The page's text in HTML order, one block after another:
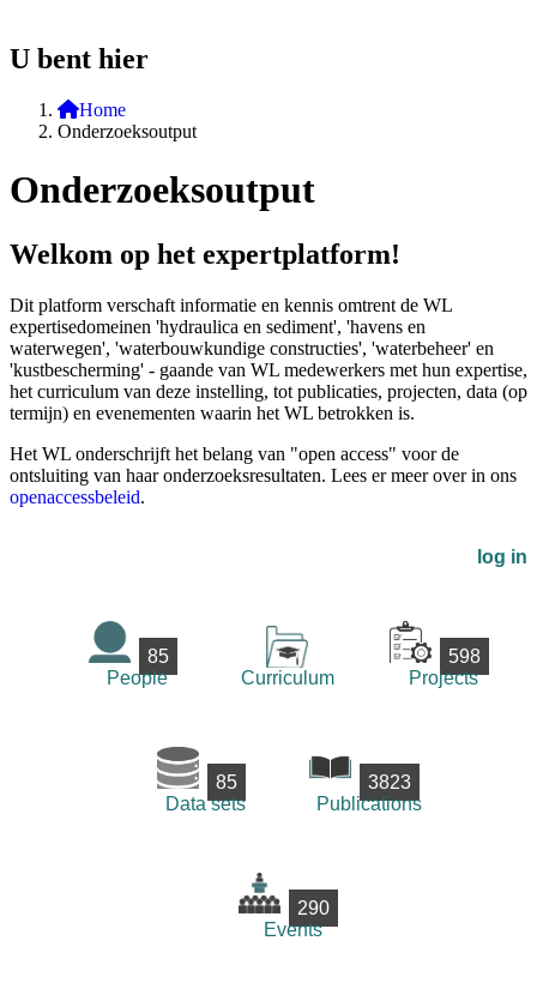
U bent hier
Home
Onderzoeksoutput
Onderzoeksoutput
Welkom op het expertplatform!
Dit platform verschaft informatie en kennis omtrent de WL
expertisedomeinen 'hydraulica en sediment', 'havens en
waterwegen', 'waterbouwkundige constructies', 'waterbeheer' en
'kustbescherming' - gaande van WL medewerkers met hun expertise,
het curriculum van deze instelling, tot publicaties, projecten, data (op
termijn) en evenementen waarin het WL betrokken is.
Het WL onderschrijft het belang van "open access" voor de
ontsluiting van haar onderzoeksresultaten. Lees er meer over in ons
openaccessbeleid.
log in
85
People
Curriculum
598
Projects
85
Data sets
3823
Publications
290
Events